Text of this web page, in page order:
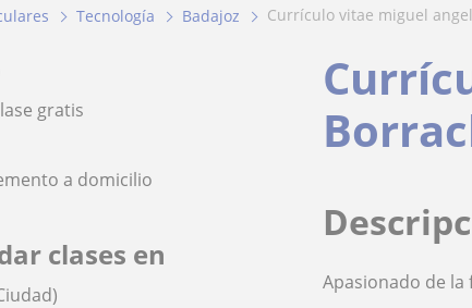
Tecnología Badajoz currículo vitae miguel
gratis
a domicilio
clases en
Apasionado de